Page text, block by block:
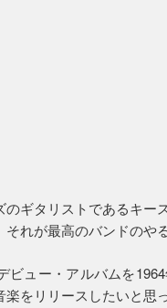
ギタリストであるキー
れが最高のバンドのや
ビュー・アルバムを
をリリースしたいと思